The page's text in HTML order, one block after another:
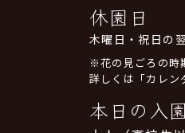
休園日
木曜日・祝日の
※花の見ごろの時
詳しくは「カレン
本日の入